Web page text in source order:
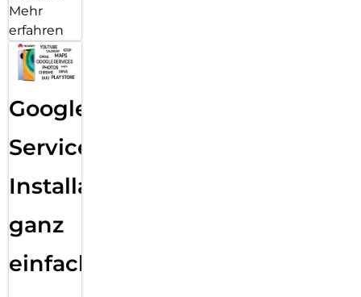
Mehr
erfahren
Google
Services
Installation
ganz
einfach